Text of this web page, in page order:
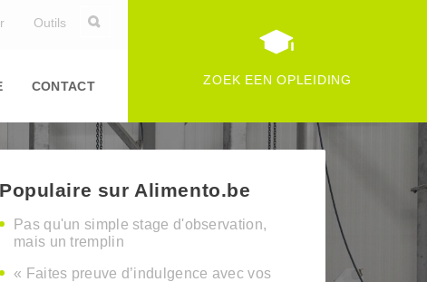
Outils
CONTACT ZOEK EEN OPLEIDING
Populaire sur Alimento.be
Pas qu'un simple stage d'observation,
mais un tremplin
« Faites preuve d’indulgence avec vos